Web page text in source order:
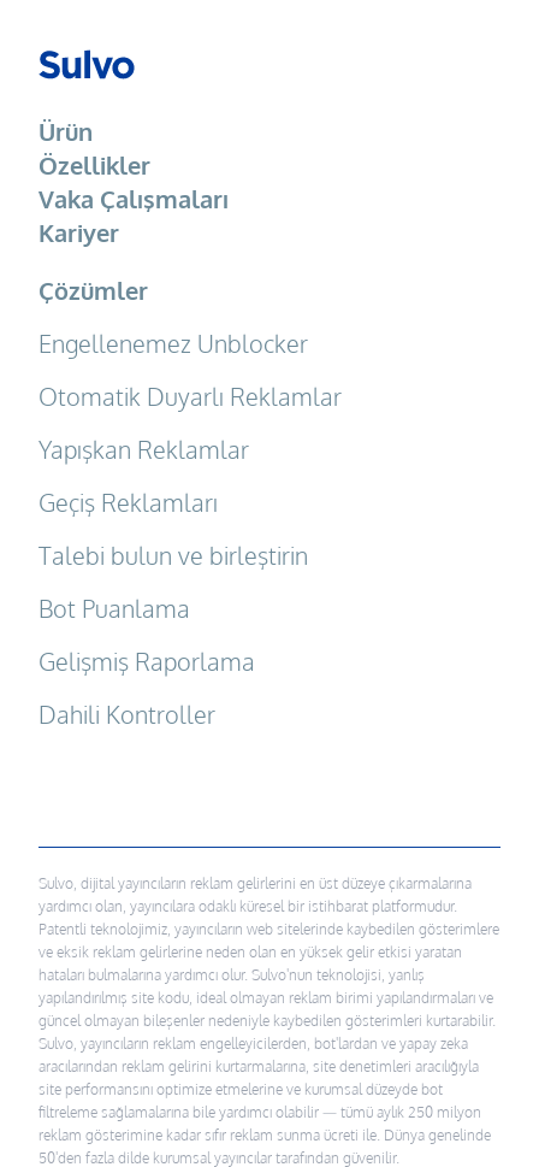
Ürün
Özellikler
Vaka Çalışmaları
Kariyer
Çözümler
Engellenemez Unblocker
Otomatik Duyarlı Reklamlar
Yapışkan Reklamlar
Geçiş Reklamları
Talebi bulun ve birleştirin
Bot Puanlama
Gelişmiş Raporlama
Dahili Kontroller
Sulvo, dijital yayıncıların reklam gelirlerini en üst düzeye çıkarmalarına
yardımcı olan, yayıncılara odaklı küresel bir istihbarat platformudur.
Patentli teknolojimiz, yayıncıların web sitelerinde kaybedilen gösterimlere
ve eksik reklam gelirlerine neden olan en yüksek gelir etkisi yaratan
hataları bulmalarına yardımcı olur. Sulvo'nun teknolojisi, yanlış
yapılandırılmış site kodu, ideal olmayan reklam birimi yapılandırmaları ve
güncel olmayan bileşenler nedeniyle kaybedilen gösterimleri kurtarabilir.
Sulvo, yayıncıların reklam engelleyicilerden, bot'lardan ve yapay zeka
aracılarından reklam gelirini kurtarmalarına, site denetimleri aracılığıyla
site performansını optimize etmelerine ve kurumsal düzeyde bot
filtreleme sağlamalarına bile yardımcı olabilir — tümü aylık 250 milyon
reklam gösterimine kadar sıfır reklam sunma ücreti ile. Dünya genelinde
50'den fazla dilde kurumsal yayıncılar tarafından güvenilir.